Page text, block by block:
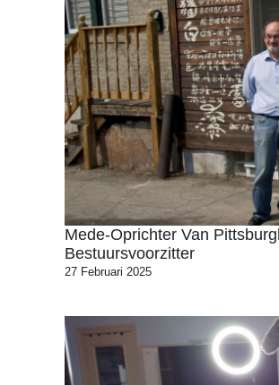
Mede-Oprichter Van
Bestuursvoorzitter
27 Februari 2025